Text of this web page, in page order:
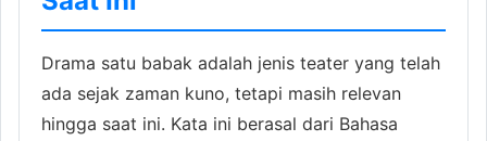
Drama satu babak adalah jenis teater yang telah
ada sejak zaman kuno, tetapi masih relevan
hingga saat ini. Kata ini berasal dari Bahasa